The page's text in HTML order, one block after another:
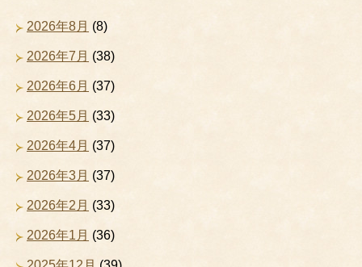
2026年8月 (8)
2026年7月 (38)
2026年6月 (37)
2026年5月 (33)
2026年4月 (37)
2026年3月 (37)
2026年2月 (33)
2026年1月 (36)